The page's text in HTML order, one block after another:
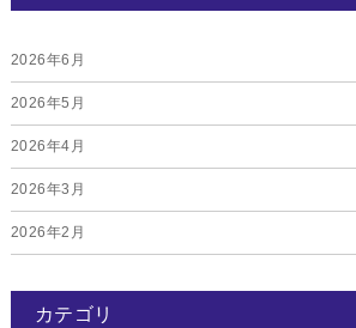
2026年6月
2026年5月
2026年4月
2026年3月
2026年2月
2025年12月
カテゴリ